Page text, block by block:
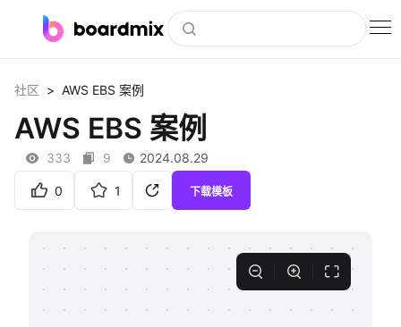
社区资源
下载
私有化部署
客户案例
社区 > AWS EBS 案例
AWS EBS 案例
333 9 2024.08.29
0 1 下载模板